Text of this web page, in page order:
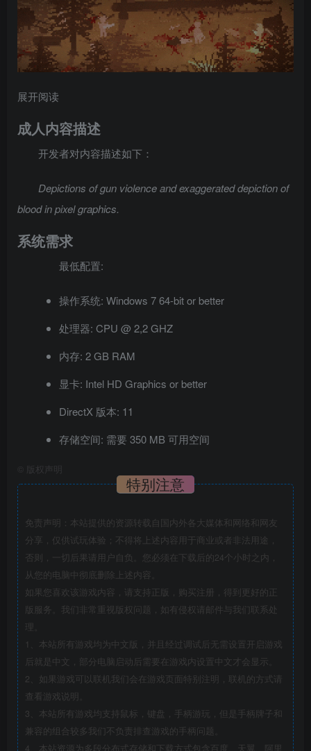
展开阅读
成人内容描述
开发者对内容描述如下：
Depictions of gun violence and exaggerated depiction of
blood in pixel graphics.
系统需求
最低配置:
操作系统: Windows 7 64-bit or better
处理器: CPU @ 2,2 GHZ
内存: 2 GB RAM
显卡: Intel HD Graphics or better
DirectX 版本: 11
存储空间: 需要 350 MB 可用空间
版权声明
特别注意
免责声明：本站提供的资源转载自国内外各大媒体和网络和网友
分享，仅供试玩体验；不得将上述内容用于商业或者非法用途，
否则，一切后果请用户自负。您必须在下载后的24个小时之内，
从您的电脑中彻底删除上述内容。
如果您喜欢该游戏内容，请支持正版，购买注册，得到更好的正
版服务。我们非常重视版权问题，如有侵权请邮件与我们联系处
理。
1、本站所有游戏均为中文版，并且经过调试后无需设置开启游戏
后就是中文，部分电脑启动后需要在游戏内设置中文才会显示。
2、如果游戏可以联机我们会在游戏页面特别注明，联机的方式请
查看游戏说明。
3、本站所有游戏均支持鼠标，键盘，手柄游玩，但是手柄牌子和
兼容的组合较多我们不负责排查游戏的手柄问题。
4、本站资源为多段分布式存储和下载方式包含百度、天翼、阿里